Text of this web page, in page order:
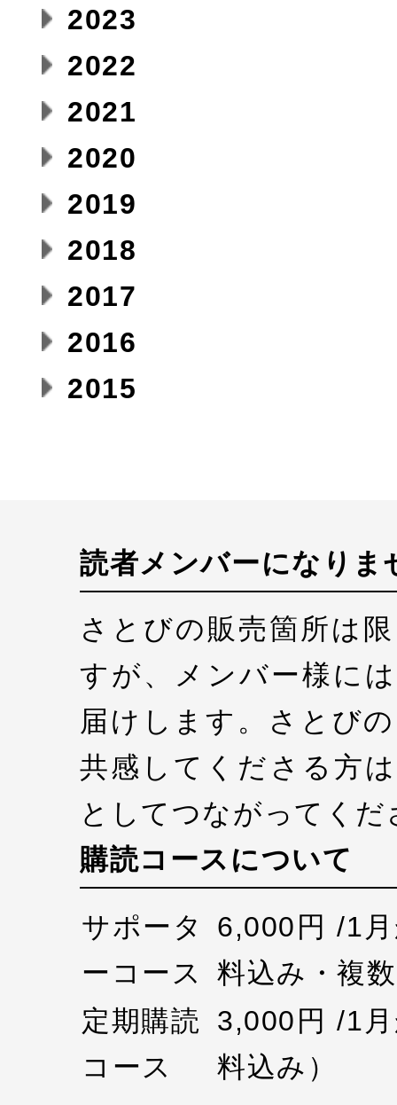
2023
2022
2021
2020
2019
2018
2017
2016
2015
読者メンバーになりま
さとびの販売箇所は
すが、メンバー様に
届けします。さとび
共感してくださる方
としてつながってくだ
購読コースについて
サポータ
ーコース
6,000円 /1
料込み・複
定期購読
コース
3,000円 /1
料込み）